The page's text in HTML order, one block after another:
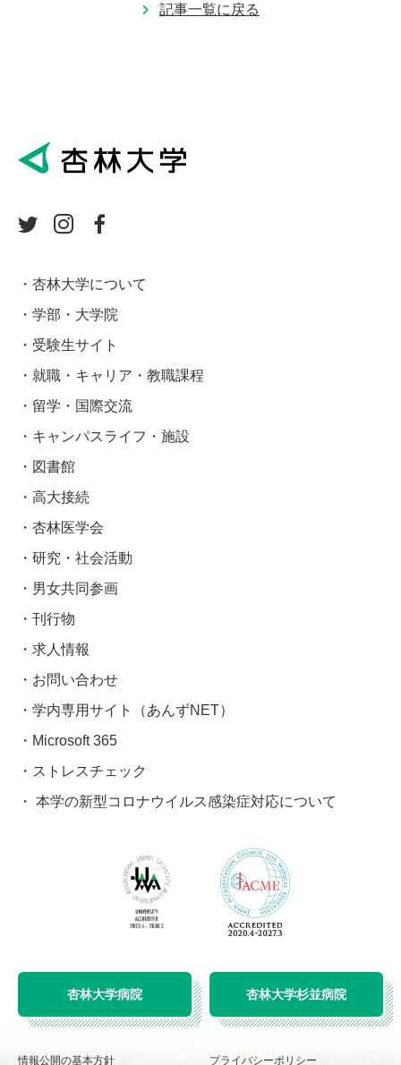
記事一覧に戻る
杏林大学について
学部・大学院
受験生サイト
就職・キャリア・教職課程
留学・国際交流
キャンパスライフ・施設
図書館
高大接続
杏林医学会
研究・社会活動
男女共同参画
刊行物
求人情報
お問い合わせ
学内専用サイト（あんずNET）
Microsoft 365
ストレスチェック
本学の新型コロナウイルス感染症対応について
杏林大学病院 杏林大学杉並病院
情報公開の基本方針 プライバシーポリシー